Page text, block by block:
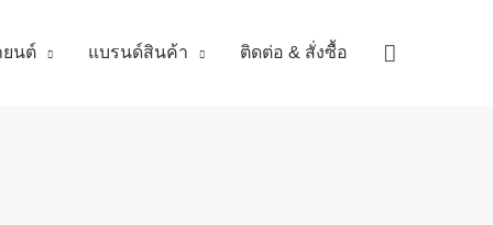
ยนต์ แบรนด์สินค้า ติดต่อ & สั่งซื้อ Search